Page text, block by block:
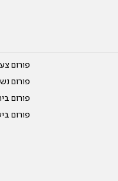
פורום
פורום
פורום
פורום